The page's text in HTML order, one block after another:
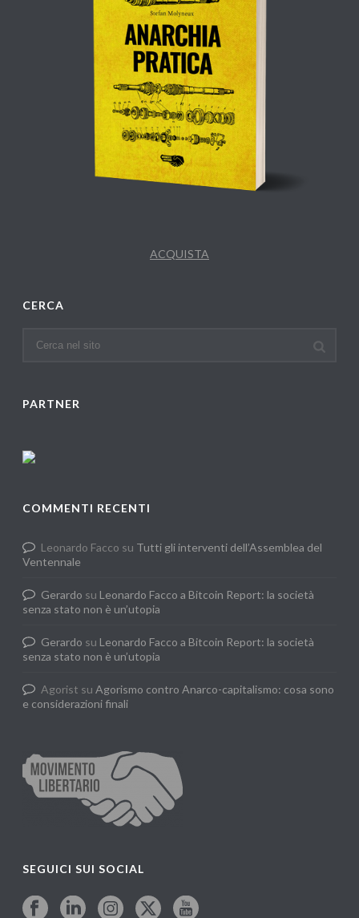
ACQUISTA
CERCA
PARTNER
COMMENTI RECENTI
Leonardo Facco su Tutti gli interventi dell’Assemblea del
Ventennale
Gerardo su Leonardo Facco a Bitcoin Report: la società
senza stato non è un’utopia
Gerardo su Leonardo Facco a Bitcoin Report: la società
senza stato non è un’utopia
Agorist suAgorismo contro Anarco-capitalismo: cosa sono
e considerazioni finali
SEGUICI SUI SOCIAL